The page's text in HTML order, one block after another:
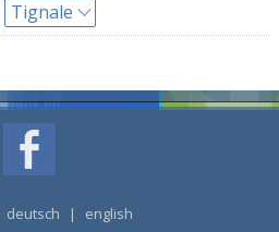
Tignale
deutsch | english